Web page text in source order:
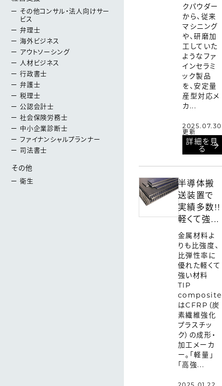
その他コンサル・法人向けサー
ビス
弁理士
海外ビジネス
アウトソーシング
人材ビジネス
行政書士
弁護士
税理士
公認会計士
社会保険労務士
中小企業診断士
ファイナンシャルプランナー
司法書士
その他
衛生
クパウダー
から、従来
マシニング
や、研磨加
工していた
ようなファ
インセラミ
ック製品
を、安定量
産型対応メ
カ...
2025.07.30
更新
詳細を見
る
半導体搬
送装置で
実績多数!!
軽くて強...
金属材料よ
りも比強度、
比弾性率に
優れた軽くて
強い材料
TIP
composite
はCFRP（炭
素繊維強化
プラスチッ
ク）の成形・
加工メーカ
ー。「軽量」
「高強...